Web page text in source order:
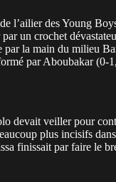
l’ailier des Young
un crochet
par la main du milieu
par Aboubakar (0-
devait veiller pour
plus incisifs
finissait par faire le